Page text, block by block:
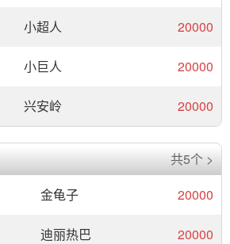
小超人 20000
小巨人 20000
兴安岭 20000
共5个 >
金龟子 20000
迪丽热巴 20000